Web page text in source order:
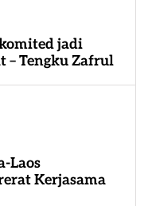
jadi
– Tengku Zafrul
Laos
Kerjasama